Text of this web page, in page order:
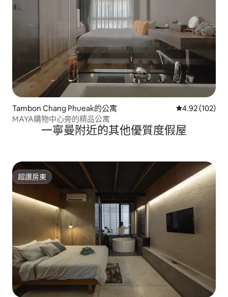
Tambon Chang Phueak的公寓 從 102 則評價
4.92 (102)
MAYA購物中心旁的精品公寓
一寧曼附近的其他優質度假屋
超讚房東
超讚房東